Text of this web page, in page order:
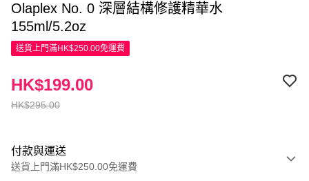
Olaplex No. 0 深層結構修護精華水
155ml/5.2oz
送貨上門滿HK$250.00免運費
HK$295.00
HK$199.00
付款與運送
送貨上門滿HK$250.00免運費